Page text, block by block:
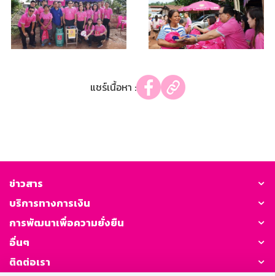
แชร์เนื้อหา :
ข่าวสาร
บริการทางการเงิน
การพัฒนาเพื่อความยั่งยืน
อื่นๆ
ติดต่อเรา